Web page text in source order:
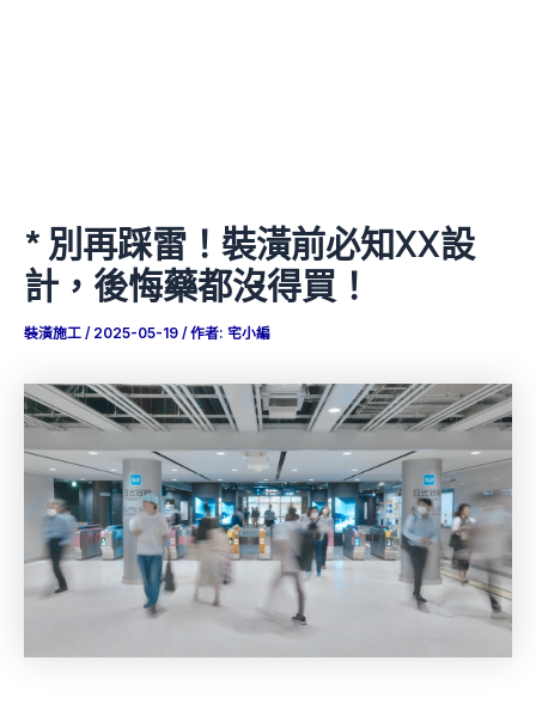
* 別再踩雷！裝潢前必知XX設
計，後悔藥都沒得買！
裝潢施工 / 2025-05-19 / 作者: 宅小編